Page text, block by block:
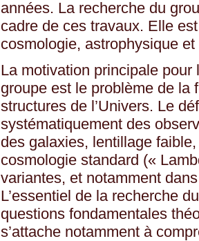
années. La recherche du
cadre de ces travaux. Elle
cosmologie, astrophysique
La motivation principale
groupe est le problème de la
structures de l’Univers. Le
systématiquement des
des galaxies, lentillage
cosmologie standard («
variantes, et notamment
L’essentiel de la recherche
questions fondamentales
s’attache notamment à